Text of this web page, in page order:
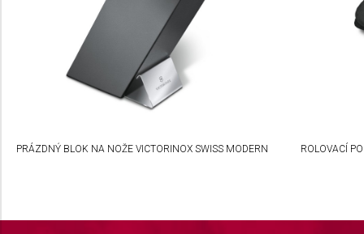
PRÁZDNÝ BLOK NA NOŽE VICTORINOX SWISS MODERN ROLOVACÍ
Create profiles for personalised advertising
Use profiles to select personalised
advertising
Create profiles to personalise content